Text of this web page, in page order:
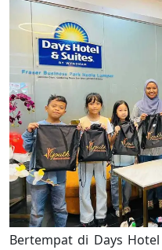
Bertempat di Days